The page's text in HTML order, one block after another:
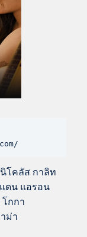
โคลัส กาลิท
ดน แอรอน
กกา
ม่า